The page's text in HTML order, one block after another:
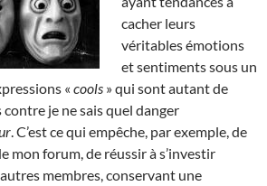
cacher leurs
véritables émotions
et sentiments sous un
« cools » qui sont autant de
je ne sais quel danger
. C’est ce qui empêche, par exemple, de
mon forum, de réussir à s’investir
membres, conservant une